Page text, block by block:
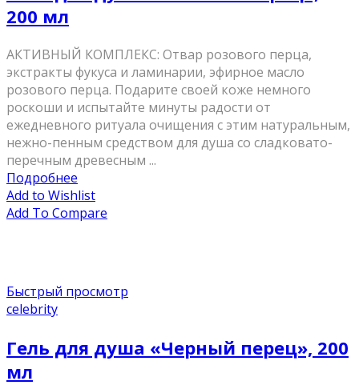
200 мл
AКТИВНЫЙ КОМПЛЕКС: Отвар розового перца,
экстракты фукуса и ламинарии, эфирное масло
розового перца. Подарите своей коже немного
роскоши и испытайте минуты радости от
ежедневного ритуала очищения с этим натуральным,
нежно-пенным средством для душа со сладковато-
перечным древесным ...
Подробнее
Add to Wishlist
Add To Compare
Быстрый просмотр
celebrity
Гель для душа «Черный перец», 200
мл